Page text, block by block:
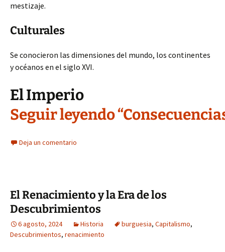
mestizaje.
Culturales
Se conocieron las dimensiones del mundo, los continentes
y océanos en el siglo XVI.
El Imperio
Seguir leyendo
Deja un comentario
El Renacimiento y la Era de los
Descubrimientos
6 agosto, 2024 Historia burguesia, Capitalismo,
Descubrimientos, renacimiento